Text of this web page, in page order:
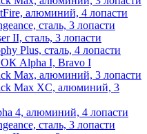
алюминий, 4 лопасти
сталь, 3 лопасти
II, сталь, 3 лопасти
Plus, сталь, 4 лопасти
Alpha I, Bravo I
Max, алюминий, 3 лопасти
Max XC, алюминий, 3
4, алюминий, 4 лопасти
сталь, 3 лопасти